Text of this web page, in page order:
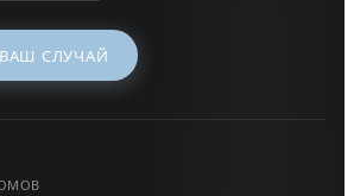
СЛУЧАЙ